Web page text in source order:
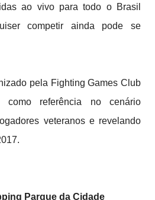
ao vivo para todo o Brasil
competir ainda pode se
pela ⁠Fighting Games Club
referência no cenário
veteranos e revelando
Parque da Cidade